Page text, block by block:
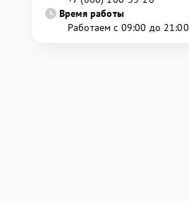
Время работы
Работаем с 09:00 до 21:00